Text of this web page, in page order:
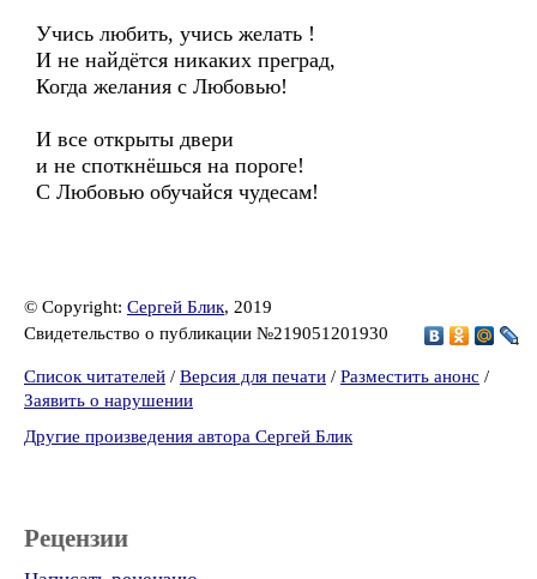
Учись любить, учись желать !
И не найдётся никаких преград,
Когда желания с Любовью!
И все открыты двери
и не споткнёшься на пороге!
С Любовью обучайся чудесам!
© Copyright: Сергей Блик, 2019
Свидетельство о публикации №219051201930
Список читателей / Версия для печати / Разместить анонс /
Заявить о нарушении
Другие произведения автора Сергей Блик
Рецензии